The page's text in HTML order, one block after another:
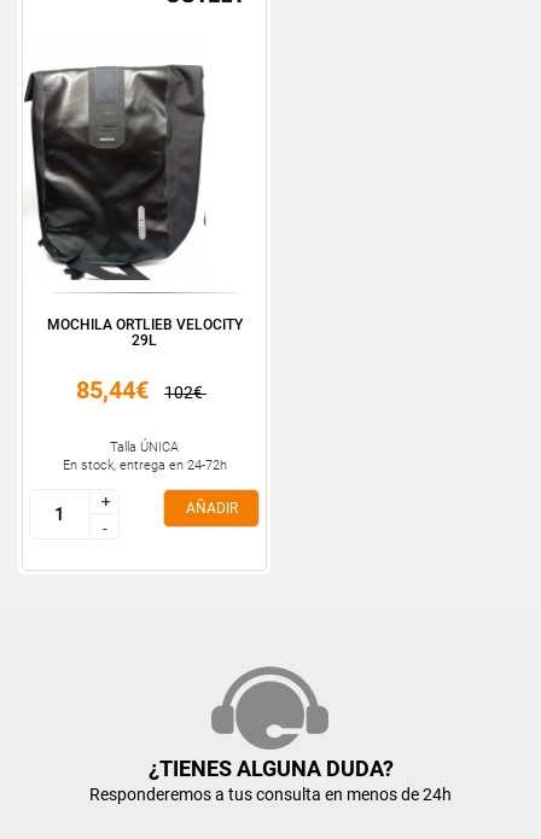
MOCHILA ORTLIEB VELOCITY
29L
85,44€ 102€
Talla ÚNICA
En stock, entrega en 24-72h
+
-
+
-
AÑADIR
¿TIENES ALGUNA DUDA?
Responderemos a tus consulta en menos de 24h